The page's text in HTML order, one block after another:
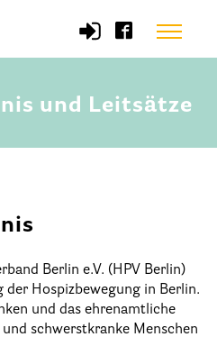
Menu
im Verband
HPV Berlin
des HPV Berlin
und Leitsätze
Berlin e.V. (HPV Berlin)
Hospizbewegung in Berlin.
und das ehrenamtliche
schwerstkranke Menschen